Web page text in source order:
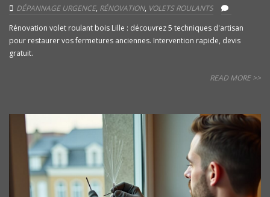
DÉPANNAGE URGENCE, RÉNOVATION, VOLETS ROULANTS
Rénovation volet roulant bois Lille : découvrez 5 techniques d'artisan
pour restaurer vos fermetures anciennes. Intervention rapide, devis
gratuit.
READ MORE >>